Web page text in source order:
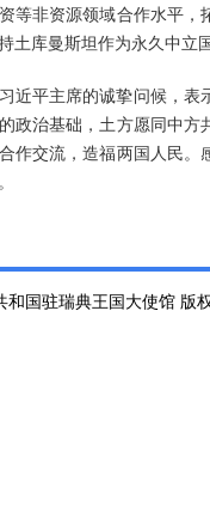
等非资源领域合作水平
土库曼斯坦作为永久中立
近平主席的诚挚问候，
政治基础，土方愿同中
作交流，造福两国人民
和国驻瑞典王国大使馆 版